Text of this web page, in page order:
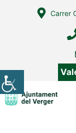
Carrer